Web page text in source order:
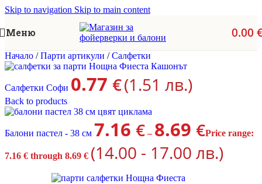
Skip to navigation Skip to main content
Меню 0.00
Начало / Парти артикули / Салфетки
Салфетки Софи 0.77 €(1.51 лв.)
Back to products
Балони пастел - 38 см 7.16 € – 8.69 €Price range:
7.16 € through 8.69 € (14.00 - 17.00 лв.)